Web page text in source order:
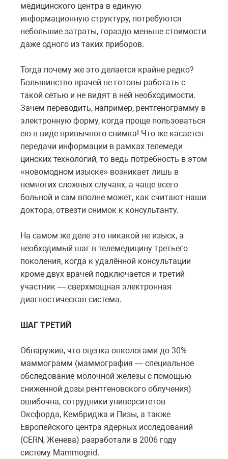
медицинского центра в единую
информационную структуру, потребуются
небольшие затраты, гораздо меньше стоимости
даже одного из таких приборов.
Тогда почему же это делается крайне редко?
Большинство врачей не готовы работать с
такой сетью и не видят в ней необходимости.
Зачем переводить, например, рентгенограмму в
электронную форму, когда проще пользоваться
ею в виде привычного снимка! Что же касается
передачи информации в рамках телемеди
цинских технологий, то ведь потребность в этом
«новомодном изыске» возникает лишь в
немногих сложных случаях, а чаще всего
больной и сам вполне может, как считают наши
доктора, отвезти снимок к консультанту.
На самом же деле это никакой не изыск, а
необходимый шаг в телемедицину третьего
поколения, когда к удалённой консультации
кроме двух врачей подключается и третий
участник — сверхмощная электронная
диагностическая система.
ШАГ ТРЕТИЙ
Обнаружив, что оценка онкологами до 30%
маммограмм (маммография — специальное
обследование молочной железы с помощью
сниженной дозы рентгеновского облучения)
ошибочна, сотрудники университетов
Оксфорда, Кембриджа и Пизы, а также
Европейского центра ядерных исследований
(CERN, Женева) разработали в 2006 году
систему Mammogrid.